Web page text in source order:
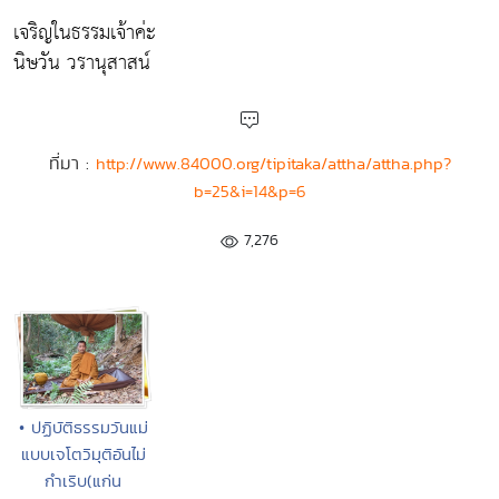
เจริญในธรรมเจ้าค่ะ
นิษวัน วรานุสาสน์
ที่มา : http://www.84000.org/tipitaka/attha/attha.php?
b=25&i=14&p=6
7,276
• ปฏิบัติธรรมวันแม่
แบบเจโตวิมุติอันไม่
กำเริบ(แก่น